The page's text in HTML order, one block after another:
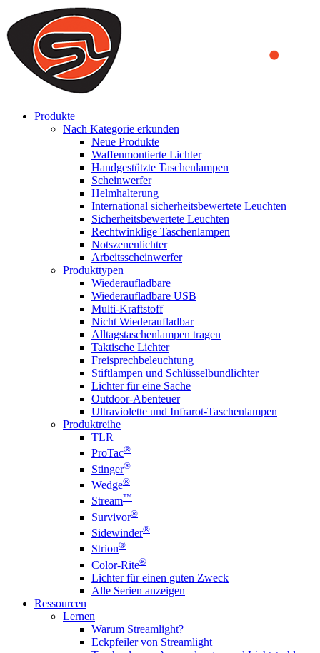
We use cookies to ensure that we provide you the best experience
on our website. By continuing to browse this website, you accept
that cookies are used to help us analyze how the website is used and
to offer you a better experience. To learn more or to find out how
you can disable cookies, you can access our
Produkte
Nach Kategorie erkunden
Neue Produkte
Waffenmontierte Lichter
Handgestützte Taschenlampen
Scheinwerfer
Helmhalterung
International sicherheitsbewertete Leuchten
Sicherheitsbewertete Leuchten
Rechtwinklige Taschenlampen
Notszenenlichter
Arbeitsscheinwerfer
Produkttypen
Wiederaufladbare
Wiederaufladbare USB
Multi-Kraftstoff
Nicht Wiederaufladbar
Alltagstaschenlampen tragen
Taktische Lichter
Freisprechbeleuchtung
Stiftlampen und Schlüsselbundlichter
Lichter für eine Sache
Outdoor-Abenteuer
Ultraviolette und Infrarot-Taschenlampen
Produktreihe
TLR
ProTac®
Stinger®
Wedge®
Stream™
Survivor®
Sidewinder®
Strion®
Color-Rite®
Lichter für einen guten Zweck
Alle Serien anzeigen
Ressourcen
Lernen
Warum Streamlight?
Eckpfeiler von Streamlight